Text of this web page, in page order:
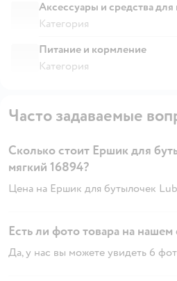
Аксессуары и средства
Категория
Питание и кормление
Категория
Часто задаваемые
Сколько стоит Ершик для
мягкий 16894?
Цена на Ершик для бутылочек
Есть ли фото товара на нашем
Да, у нас вы можете увидеть 6